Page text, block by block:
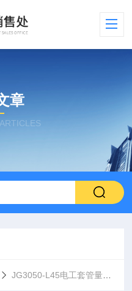
章
JG3050-L45电工套管量规硬质套管量规的使用说明